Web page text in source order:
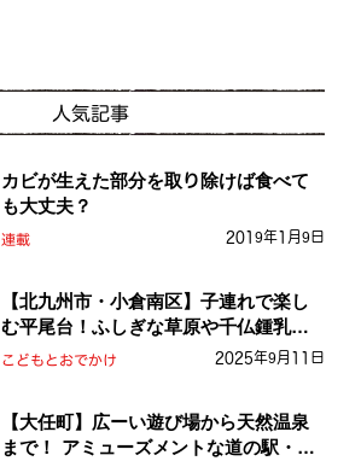
人気記事
カビが生えた部分を取り除けば食べて
も大丈夫？
連載 2019年1月9日
【北九州市・小倉南区】子連れで楽し
む平尾台！ふしぎな草原や千仏鍾乳洞
を探検しよう！
こどもとおでかけ 2025年9月11日
【大任町】広ーい遊び場から天然温泉
まで！ アミューズメントな道の駅・お